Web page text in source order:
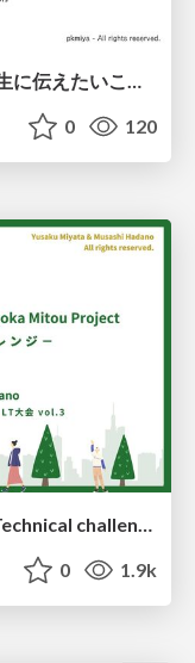
九大に編入したエンジニアが 高専生に伝えたいこと／What an engineer who transferred to Kyudai wants to tell KOSEN students
0 120
福岡未踏での技術的チャレンジーTechnical challenges in my Fukuoka Mitou Projectー
0 1.9k